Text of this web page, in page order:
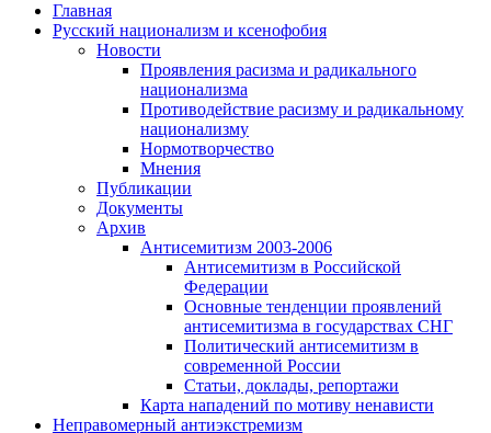
Главная
Русский национализм и ксенофобия
Новости
Проявления расизма и радикального
национализма
Противодействие расизму и радикальному
национализму
Нормотворчество
Мнения
Публикации
Документы
Архив
Антисемитизм 2003-2006
Антисемитизм в Российской
Федерации
Основные тенденции проявлений
антисемитизма в государствах СНГ
Политический антисемитизм в
современной России
Статьи, доклады, репортажи
Карта нападений по мотиву ненависти
Неправомерный антиэкстремизм